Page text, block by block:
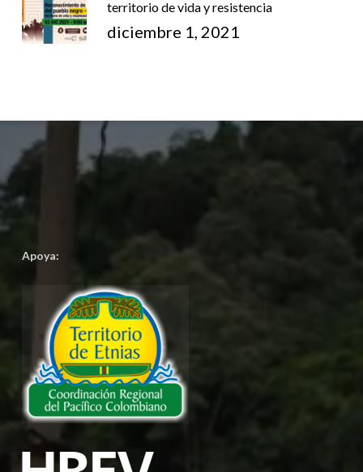
territorio de vida y resistencia
diciembre 1, 2021
Apoya: